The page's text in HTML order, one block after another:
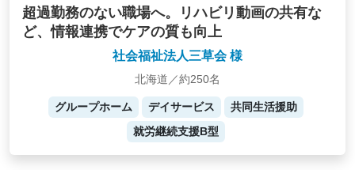
超過勤務のない職場へ。リハビリ動画の共有な
ど、情報連携でケアの質も向上
社会福祉法人三草会 様
北海道／約250名
グループホーム デイサービス
共同生活援助
就労継続支援B型